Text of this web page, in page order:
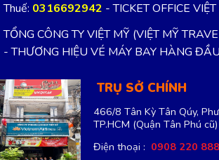
Thuế: 0316692942 - TICKET OFFICE
TỔNG CÔNG TY VIỆT MỸ (VIỆT MỸ
- THƯƠNG HIỆU VÉ MÁY BAY HÀNG
TRỤ SỞ CHÍNH
466/8 Tân Kỳ Tân Qúy,
TP.HCM (Quận Tân Phú cũ)
Điện thoại : 0908 220 888